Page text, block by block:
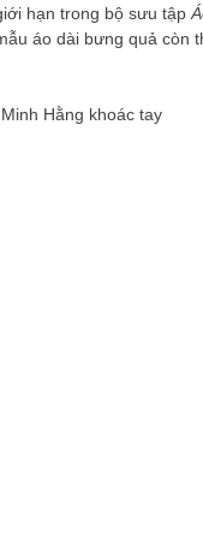
hạn trong bộ sưu tập
áo dài bưng quả còn